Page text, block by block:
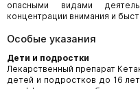
опасными видами
концентрации внимания и
Особые указания
Дети и подростки
Лекарственный препарат
детей и подростков до 16